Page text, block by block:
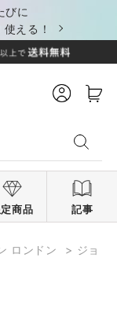
びに
える！
商品 記事
ロンドン > ジョ